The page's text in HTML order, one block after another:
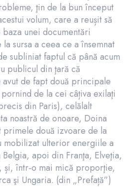
ţin de la bun început
volum, care a reușit să
unei documentări
sursa a ceea ce a însemnat
subliniat faptul că până acum
publicul din ţară că
de fapt două principale
de la cei câțiva exilaţi
din Paris), celălalt
noastră de onoare, Doina
primele două izvoare de la
mobilizat ulterior energiile a
apoi din Franţa, Elveţia,
și, într‑o mai mică proporţie,
şi Ungaria. (din „Prefață”)